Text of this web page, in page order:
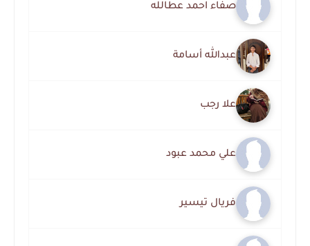
صفاء احمد عطالله
عبدالله أسامة
علا رجب
علي محمد عبود
فريال تيسير